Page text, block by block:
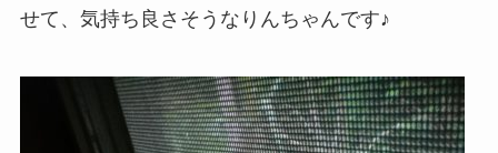
せて、気持ち良さそうなりんちゃんです♪